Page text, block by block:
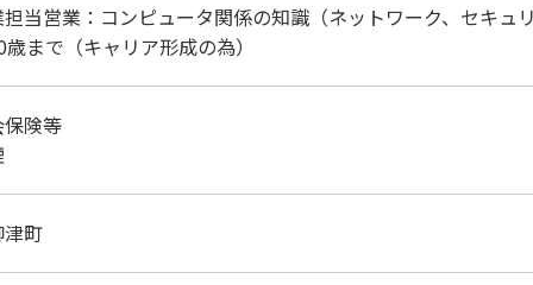
当営業：コンピュータ関係の知識（ネットワーク、セキュ
まで（キャリア形成の為）
険等
町